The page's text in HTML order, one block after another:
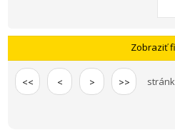
Zobraziť
<< < > >>